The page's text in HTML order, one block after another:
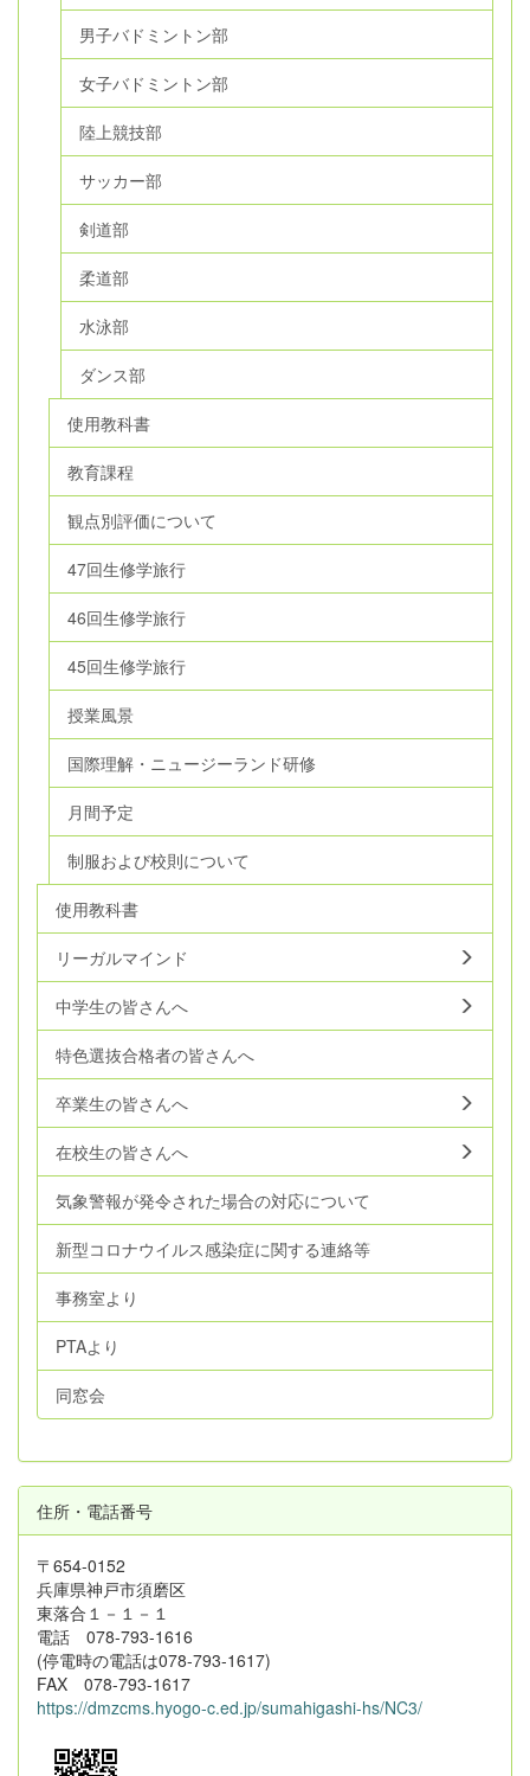
男子バドミントン部
女子バドミントン部
陸上競技部
サッカー部
剣道部
柔道部
水泳部
ダンス部
使用教科書
教育課程
観点別評価について
47回生修学旅行
46回生修学旅行
45回生修学旅行
授業風景
国際理解・ニュージーランド研修
月間予定
制服および校則について
使用教科書
リーガルマインド
中学生の皆さんへ
特色選抜合格者の皆さんへ
卒業生の皆さんへ
在校生の皆さんへ
気象警報が発令された場合の対応について
新型コロナウイルス感染症に関する連絡等
事務室より
PTAより
同窓会
住所・電話番号
〒654-0152
兵庫県神戸市須磨区
東落合１－１－１
電話 078-793-1616
(停電時の電話は078-793-1617)
FAX 078-793-1617
https://dmzcms.hyogo-c.ed.jp/sumahigashi-hs/NC3/